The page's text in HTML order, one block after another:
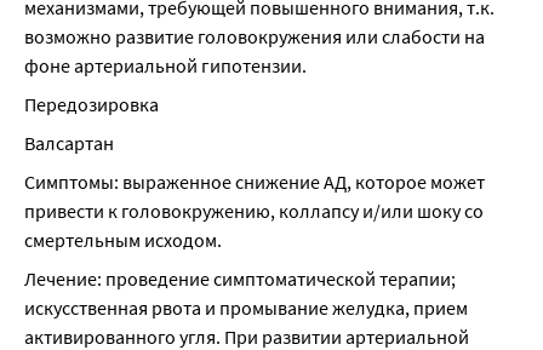
механизмами, требующей повышенного внимания, т.к.
возможно развитие головокружения или слабости на
фоне артериальной гипотензии.
Передозировка
Валсартан
Симптомы: выраженное снижение АД, которое может
привести к головокружению, коллапсу и/или шоку со
смертельным исходом.
Лечение: проведение симптоматической терапии;
искусственная рвота и промывание желудка, прием
активированного угля. При развитии артериальной